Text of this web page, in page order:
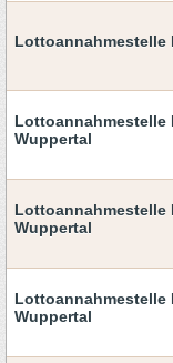
Lottoannahmestelle
Lottoannahmestelle
Wuppertal
Lottoannahmestelle
Wuppertal
Lottoannahmestelle
Wuppertal